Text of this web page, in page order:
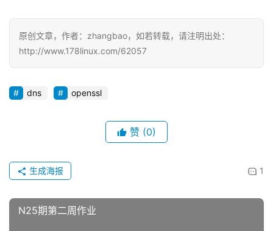
原创文章，作者：zhangbao，如若转载，请注明出处：
http://www.178linux.com/62057
dns openssl
赞 (0)
1
生成海报
N25期第二周作业